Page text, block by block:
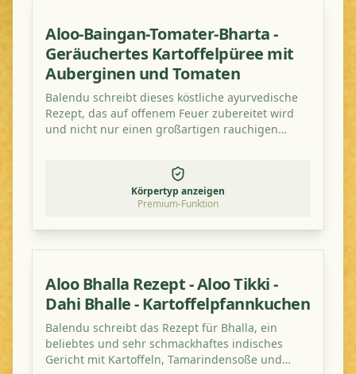
Aloo-Baingan-Tomater-Bharta -
Geräuchertes Kartoffelpüree mit
Auberginen und Tomaten
Balendu schreibt dieses köstliche ayurvedische
Rezept, das auf offenem Feuer zubereitet wird
und nicht nur einen großartigen rauchigen
Körpertyp anzeigen
Premium-Funktion
Aloo Bhalla Rezept - Aloo Tikki -
Dahi Bhalle - Kartoffelpfannkuchen
Balendu schreibt das Rezept für Bhalla, ein
beliebtes und sehr schmackhaftes indisches
Gericht mit Kartoffeln, Tamarindensoße und